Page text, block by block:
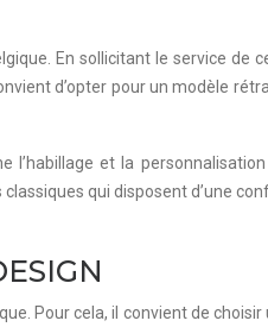
En sollicitant le service de
d’opter pour un modèle
l’habillage et la
qui disposent d’une
Pour cela, il convient de choisir